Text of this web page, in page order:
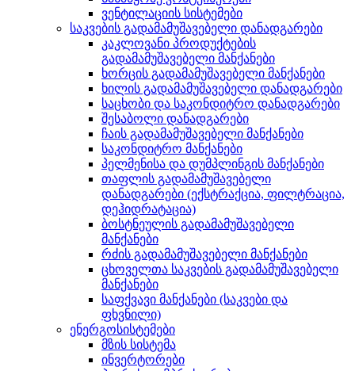
ვენტილაციის სისტემები
საკვების გადამამუშავებელი დანადგარები
კაკლოვანი პროდუქტების
გადამამუშავებელი მანქანები
ხორცის გადამამუშავებელი მანქანები
ხილის გადამამუშავებელი დანადგარები
საცხობი და საკონდიტრო დანადგარები
შესაბოლი დანადგარები
ჩაის გადამამუშავებელი მანქანები
საკონდიტრო მანქანები
პელმენისა და დუმპლინგის მანქანები
თაფლის გადამამუშავებელი
დანადგარები (ექსტრაქცია, ფილტრაცია,
დეჰიდრატაცია)
ბოსტნეულის გადამამუშავებელი
მანქანები
რძის გადამამუშავებელი მანქანები
ცხოველთა საკვების გადამამუშავებელი
მანქანები
საფქვავი მანქანები (საკვები და
ფხვნილი)
ენერგოსისტემები
მზის სისტემა
ინვერტორები